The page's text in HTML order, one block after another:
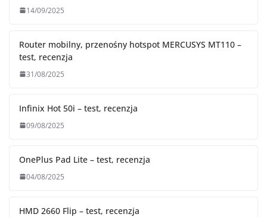
14/09/2025
Router mobilny, przenośny hotspot MERCUSYS MT110 –
test, recenzja
31/08/2025
Infinix Hot 50i – test, recenzja
09/08/2025
OnePlus Pad Lite – test, recenzja
04/08/2025
HMD 2660 Flip – test, recenzja